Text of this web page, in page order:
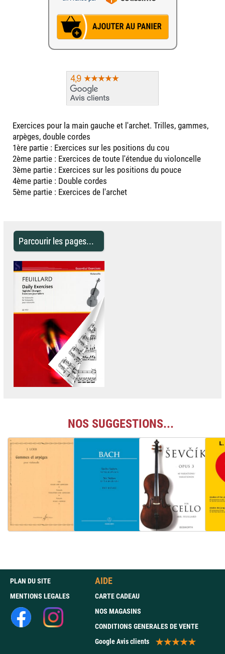
Exercices pour la main gauche et l'archet. Trilles, gammes,
arpèges, double cordes
1ère partie : Exercices sur les positions du cou
2ème partie : Exercices de toute l'étendue du violoncelle
3ème partie : Exercices sur les positions du pouce
4ème partie : Double cordes
5ème partie : Exercices de l'archet
Parcourir les pages...
NOS SUGGESTIONS...
PLAN DU SITE
MENTIONS LEGALES
AIDE
CARTE CADEAU
NOS MAGASINS
CONDITIONS GENERALES DE VENTE
Google Avis clients